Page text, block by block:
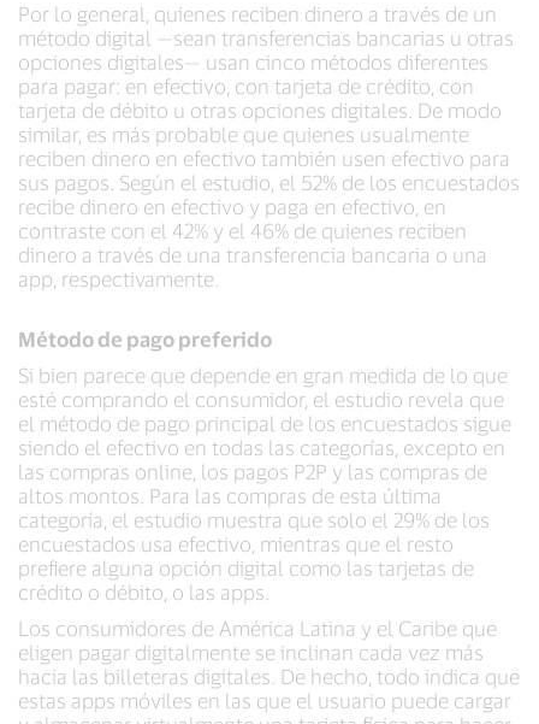
Por lo general, quienes reciben dinero a través de un
método digital —sean transferencias bancarias u otras
opciones digitales— usan cinco métodos diferentes
para pagar: en efectivo, con tarjeta de crédito, con
tarjeta de débito u otras opciones digitales. De modo
similar, es más probable que quienes usualmente
reciben dinero en efectivo también usen efectivo para
sus pagos. Según el estudio, el 52% de los encuestados
recibe dinero en efectivo y paga en efectivo, en
contraste con el 42% y el 46% de quienes reciben
dinero a través de una transferencia bancaria o una
app, respectivamente.
Método de pago preferido
Si bien parece que depende en gran medida de lo que
esté comprando el consumidor, el estudio revela que
el método de pago principal de los encuestados sigue
siendo el efectivo en todas las categorías, excepto en
las compras online, los pagos P2P y las compras de
altos montos. Para las compras de esta última
categoría, el estudio muestra que solo el 29% de los
encuestados usa efectivo, mientras que el resto
prefiere alguna opción digital como las tarjetas de
crédito o débito, o las apps.
Los consumidores de América Latina y el Caribe que
eligen pagar digitalmente se inclinan cada vez más
hacia las billeteras digitales. De hecho, todo indica que
estas apps móviles en las que el usuario puede cargar